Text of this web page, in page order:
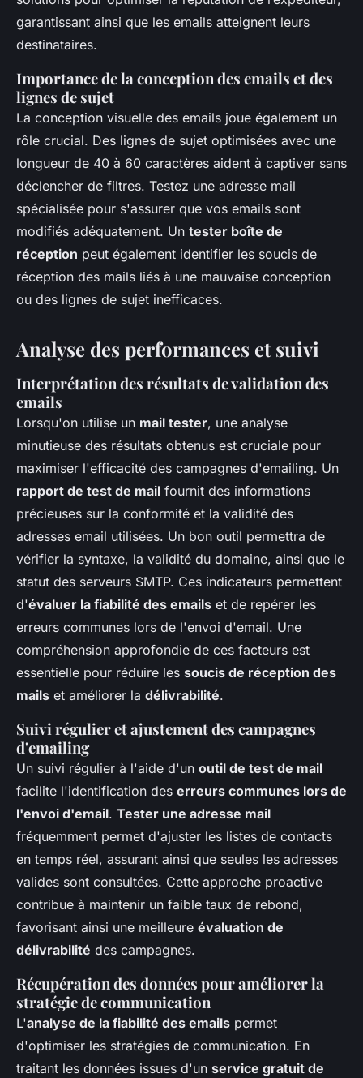
garantissant ainsi que les emails atteignent leurs
destinataires.
Importance de la conception des emails et des
lignes de sujet
La conception visuelle des emails joue également un
rôle crucial. Des lignes de sujet optimisées avec une
longueur de 40 à 60 caractères aident à captiver sans
déclencher de filtres. Testez une adresse mail
spécialisée pour s'assurer que vos emails sont
modifiés adéquatement. Un tester boîte de
réception peut également identifier les soucis de
réception des mails liés à une mauvaise conception
ou des lignes de sujet inefficaces.
Analyse des performances et suivi
Interprétation des résultats de validation des
emails
Lorsqu'on utilise un mail tester, une analyse
minutieuse des résultats obtenus est cruciale pour
maximiser l'efficacité des campagnes d'emailing. Un
rapport de test de mail fournit des informations
précieuses sur la conformité et la validité des
adresses email utilisées. Un bon outil permettra de
vérifier la syntaxe, la validité du domaine, ainsi que le
statut des serveurs SMTP. Ces indicateurs permettent
d'évaluer la fiabilité des emails et de repérer les
erreurs communes lors de l'envoi d'email. Une
compréhension approfondie de ces facteurs est
essentielle pour réduire les soucis de réception des
mails et améliorer la délivrabilité.
Suivi régulier et ajustement des campagnes
d'emailing
Un suivi régulier à l'aide d'un outil de test de mail
facilite l'identification des erreurs communes lors de
l'envoi d'email. Tester une adresse mail
fréquemment permet d'ajuster les listes de contacts
en temps réel, assurant ainsi que seules les adresses
valides sont consultées. Cette approche proactive
contribue à maintenir un faible taux de rebond,
favorisant ainsi une meilleure évaluation de
délivrabilité des campagnes.
Récupération des données pour améliorer la
stratégie de communication
L'analyse de la fiabilité des emails permet
d'optimiser les stratégies de communication. En
traitant les données issues d'un service gratuit de